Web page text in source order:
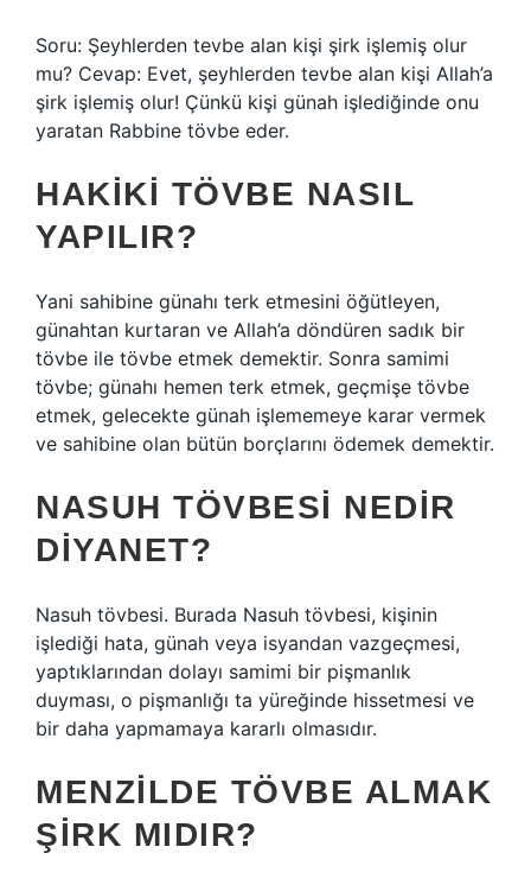
Soru: Şeyhlerden tevbe alan kişi şirk işlemiş olur
mu? Cevap: Evet, şeyhlerden tevbe alan kişi Allah’a
şirk işlemiş olur! Çünkü kişi günah işlediğinde onu
yaratan Rabbine tövbe eder.
HAKIKI TÖVBE NASIL
YAPILIR?
Yani sahibine günahı terk etmesini öğütleyen,
günahtan kurtaran ve Allah’a döndüren sadık bir
tövbe ile tövbe etmek demektir. Sonra samimi
tövbe; günahı hemen terk etmek, geçmişe tövbe
etmek, gelecekte günah işlememeye karar vermek
ve sahibine olan bütün borçlarını ödemek demektir.
NASUH TÖVBESI NEDIR
DIYANET?
Nasuh tövbesi. Burada Nasuh tövbesi, kişinin
işlediği hata, günah veya isyandan vazgeçmesi,
yaptıklarından dolayı samimi bir pişmanlık
duyması, o pişmanlığı ta yüreğinde hissetmesi ve
bir daha yapmamaya kararlı olmasıdır.
MENZILDE TÖVBE ALMAK
ŞIRK MIDIR?